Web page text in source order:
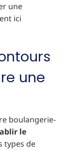
une
ici
une
boulangerie-
le
types de